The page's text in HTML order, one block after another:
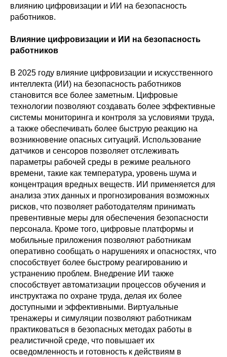
влиянию цифровизации и ИИ на безопасность
работников.
Влияние цифровизации и ИИ на безопасность
работников
В 2025 году влияние цифровизации и искусственного
интеллекта (ИИ) на безопасность работников
становится все более заметным. Цифровые
технологии позволяют создавать более эффективные
системы мониторинга и контроля за условиями труда,
а также обеспечивать более быструю реакцию на
возникновение опасных ситуаций. Использование
датчиков и сенсоров позволяет отслеживать
параметры рабочей среды в режиме реального
времени, такие как температура, уровень шума и
концентрация вредных веществ. ИИ применяется для
анализа этих данных и прогнозирования возможных
рисков, что позволяет работодателям принимать
превентивные меры для обеспечения безопасности
персонала. Кроме того, цифровые платформы и
мобильные приложения позволяют работникам
оперативно сообщать о нарушениях и опасностях, что
способствует более быстрому реагированию и
устранению проблем. Внедрение ИИ также
способствует автоматизации процессов обучения и
инструктажа по охране труда, делая их более
доступными и эффективными. Виртуальные
тренажеры и симуляции позволяют работникам
практиковаться в безопасных методах работы в
реалистичной среде, что повышает их
осведомленность и готовность к действиям в